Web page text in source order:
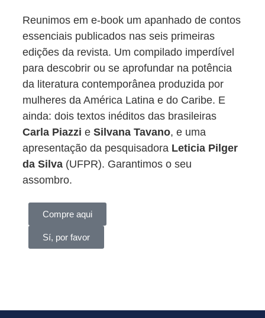
Reunimos em e-book um apanhado de contos
essenciais publicados nas seis primeiras
edições da revista. Um compilado imperdível
para descobrir ou se aprofundar na potência
da literatura contemporânea produzida por
mulheres da América Latina e do Caribe. E
ainda: dois textos inéditos das brasileiras
Carla Piazzi e Silvana Tavano, e uma
apresentação da pesquisadora Leticia Pilger
da Silva (UFPR). Garantimos o seu
assombro.
Compre aqui
Sí, por favor